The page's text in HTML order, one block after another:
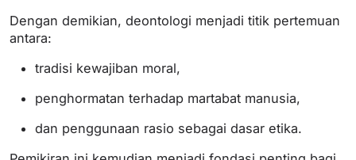
Dengan demikian, deontologi menjadi titik pertemuan
antara:
tradisi kewajiban moral,
penghormatan terhadap martabat manusia,
dan penggunaan rasio sebagai dasar etika.